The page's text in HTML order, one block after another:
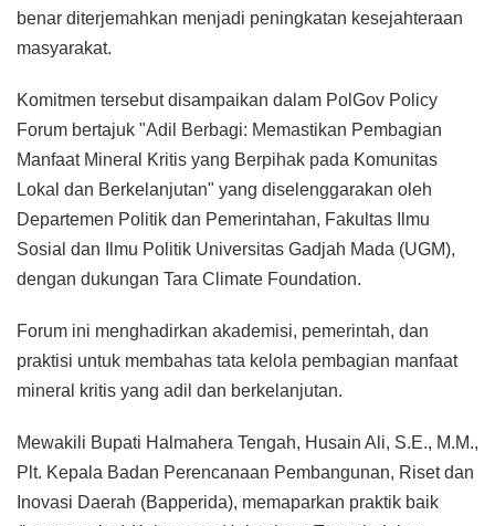
benar diterjemahkan menjadi peningkatan kesejahteraan
masyarakat.
Komitmen tersebut disampaikan dalam PolGov Policy
Forum bertajuk "Adil Berbagi: Memastikan Pembagian
Manfaat Mineral Kritis yang Berpihak pada Komunitas
Lokal dan Berkelanjutan" yang diselenggarakan oleh
Departemen Politik dan Pemerintahan, Fakultas Ilmu
Sosial dan Ilmu Politik Universitas Gadjah Mada (UGM),
dengan dukungan Tara Climate Foundation.
Forum ini menghadirkan akademisi, pemerintah, dan
praktisi untuk membahas tata kelola pembagian manfaat
mineral kritis yang adil dan berkelanjutan.
Mewakili Bupati Halmahera Tengah, Husain Ali, S.E., M.M.,
Plt. Kepala Badan Perencanaan Pembangunan, Riset dan
Inovasi Daerah (Bapperida), memaparkan praktik baik